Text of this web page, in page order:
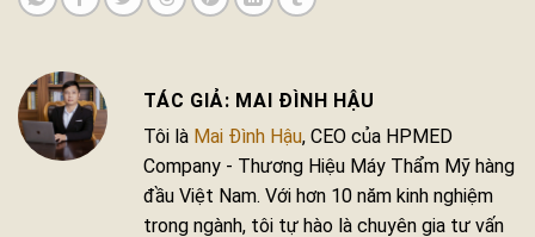
MAI ĐÌNH HẬU
Tôi là Mai Đình Hậu, CEO của HPMED
Company - Thương Hiệu Máy Thẩm Mỹ hàng
đầu Việt Nam. Với hơn 10 năm kinh nghiệm
trong ngành, tôi tự hào là chuyên gia tư vấn